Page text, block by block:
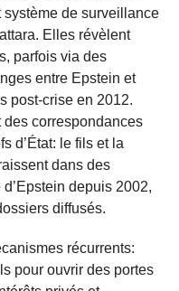
système de surveillance
Elles révèlent
parfois via des
entre Epstein et
post-crise en 2012.
des correspondances
d’État: le fils et la
dans des
depuis 2002,
diffusés.
récurrents:
pour ouvrir des portes